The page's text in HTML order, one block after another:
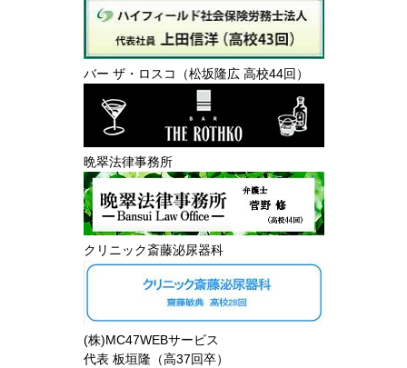
バー ザ・ロスコ（松坂隆広 高校44回）
晩翠法律事務所
クリニック斎藤泌尿器科
(株)MC47WEBサービス
代表 板垣隆（高37回卒）